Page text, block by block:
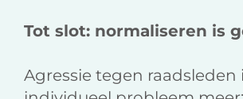
Tot slot: normaliseren is
Agressie tegen raadsleden